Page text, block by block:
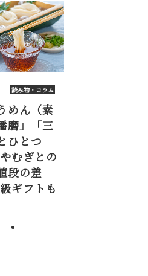
読み物・コラム
そうめん（素
「播磨」「三
あとひとつ
ひやむぎとの
、値段の差
高級ギフトも
！